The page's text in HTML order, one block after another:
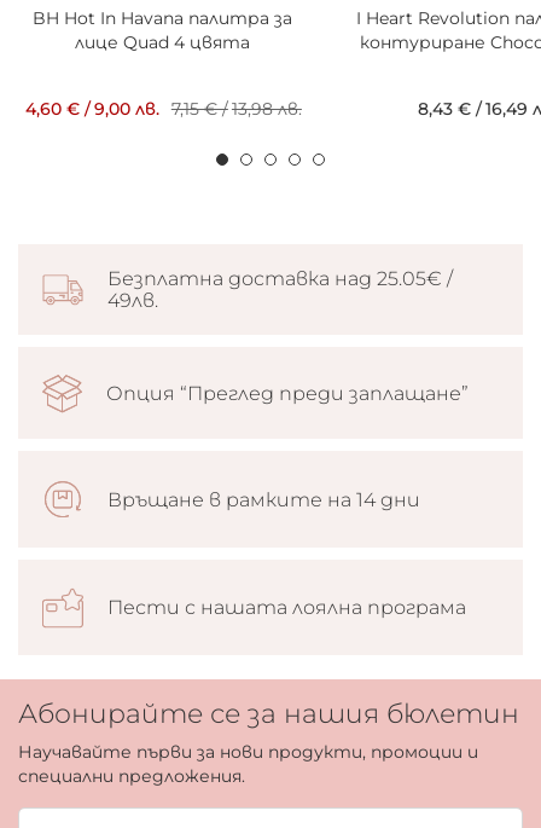
BH Hot In Havana палитра за
лице Quad 4 цвята
4,60 €/9,00 лв. 7,15 €/13,98 лв.
I Heart Revolution
контуриране
8,43 €/16,49
Безплатна доставка над 25.05€ /
49лв.
Опция “Преглед преди заплащане”
Връщане в рамките на 14 дни
Пести с нашата лоялна програма
Абонирайте се за нашия бюлетин
Научавайте първи за нови продукти, промоции и
специални предложения.